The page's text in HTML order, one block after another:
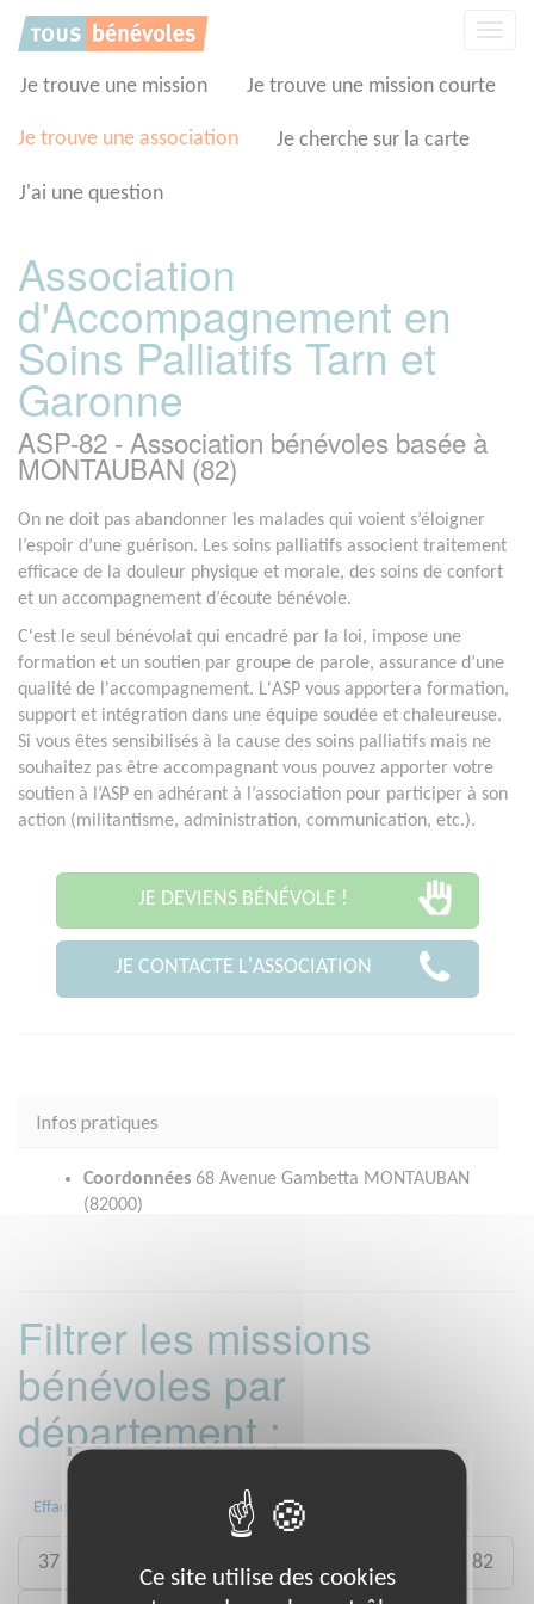
Je trouve une mission Je trouve une mission courte
Je trouve une association Je cherche sur la carte
J'ai une question
Association
d'Accompagnement en
Soins Palliatifs Tarn et
Garonne
ASP-82 - Association bénévoles basée à
MONTAUBAN (82)
On ne doit pas abandonner les malades qui voient s’éloigner
l’espoir d’une guérison. Les soins palliatifs associent traitement
efficace de la douleur physique et morale, des soins de confort
et un accompagnement d’écoute bénévole.
C'est le seul bénévolat qui encadré par la loi, impose une
formation et un soutien par groupe de parole, assurance d’une
qualité de l'accompagnement. L'ASP vous apportera formation,
support et intégration dans une équipe soudée et chaleureuse.
Si vous êtes sensibilisés à la cause des soins palliatifs mais ne
souhaitez pas être accompagnant vous pouvez apporter votre
soutien à l’ASP en adhérant à l’association pour participer à son
action (militantisme, administration, communication, etc.).
JE DEVIENS BÉNÉVOLE !
JE CONTACTE L'ASSOCIATION
Infos pratiques
Coordonnées 68 Avenue Gambetta MONTAUBAN
(82000)
Filtrer les missions
bénévoles par
département :
Effacer 13 29
37 60 75 77 79 82
Panneau de gestion des cookies
Ce site utilise des cookies